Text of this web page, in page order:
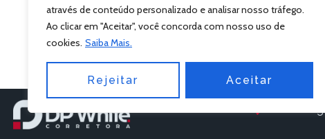
através de conteúdo personalizado e analisar nosso tráfego.
Ao clicar em "Aceitar", você concorda com nosso uso de
cookies. Saiba Mais.
Rejeitar Aceitar
Guardar o meu nome, email e site neste
R.